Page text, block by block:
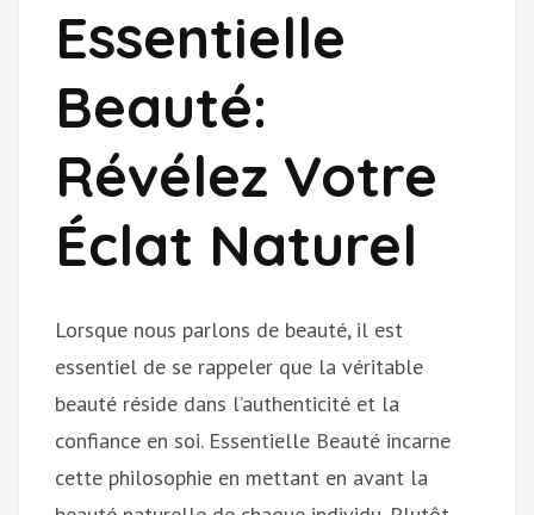
Essentielle
Beauté:
Révélez Votre
Éclat Naturel
Lorsque nous parlons de beauté, il est
essentiel de se rappeler que la véritable
beauté réside dans l’authenticité et la
confiance en soi. Essentielle Beauté incarne
cette philosophie en mettant en avant la